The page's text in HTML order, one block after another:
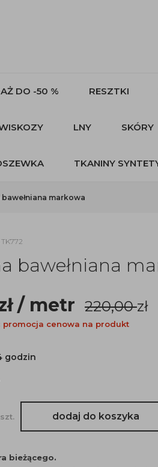
DO -50 % RESZTKI
LNY SKÓRY
TKANINY
markowa
bawełniana
/ metr 220,00zł
promocja cenowa na produkt
godzin
szt. dodaj do koszyka
bieżącego.